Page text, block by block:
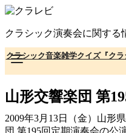
コ
テ
ン
ツ
へ
移
動
クラシック演奏会に関する
クラシック音楽雑学クイズ『ク
山形交響楽団 第
2009年3月13日（金）山形
団 第195回定期演奏会の公